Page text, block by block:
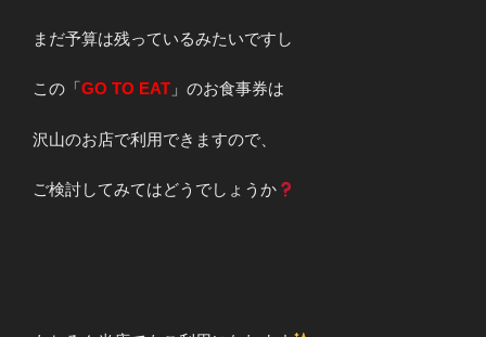
まだ予算は残っているみたいですし
この「GO TO EAT 」のお食事券は
沢山のお店で利用できますので、
ご検討してみてはどうでしょうか